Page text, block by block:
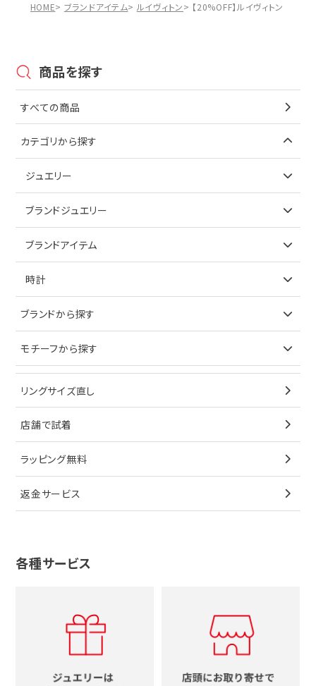
HOME ブランドアイテム ルイヴィトン 【20%OFF】ルイヴィトン
商品を探す
すべての商品
カテゴリから探す
ジュエリー
アイテムで探す
ブレスレット
ペンダントトップ
ブローチ
その他
ノーブランドジュエリーをすべて見る
ブランドジュエリー
アイテムで探す
イヤリング
ブレスレット
ペンダントトップ
ブローチ
その他
ティファニー
ブルガリ
グッチ
ブランドアイテム
アイテムで探す
キーケース
サングラス
シューズ
香水
シャネル
コーチ
時計
ブランドで探す
オメガ
シャネル
タグホイヤー
カルティエ
セイコー
メンズ時計
時計をすべて見る
ブランドから探す
ティファニー
ブルガリ
カルティエ
ウノアエレ
4℃
グッチ
ルイヴィトン
エルメス
モチーフから探す
星
リボン
花
十字架
イニシャル
リングサイズ直し
店舗で試着
ラッピング無料
返金サービス
各種サービス